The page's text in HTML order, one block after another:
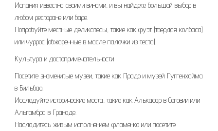
Испания известна своими винами, и вы найдете большой выбор в
любом ресторане или баре.
Попробуйте местные деликатесы, такие как фуэт (твердая колбаса)
или чуррос (обжаренные в масле палочки из теста).
Культура и достопримечательности
Посетите знаменитые музеи, такие как Прадо и музей Гуггенхайма
в Бильбао.
Исследуйте исторические места, такие как Алькасар в Сеговии или
Альгамбра в Гранаде.
Насладитесь живым исполнением фламенко или посетите